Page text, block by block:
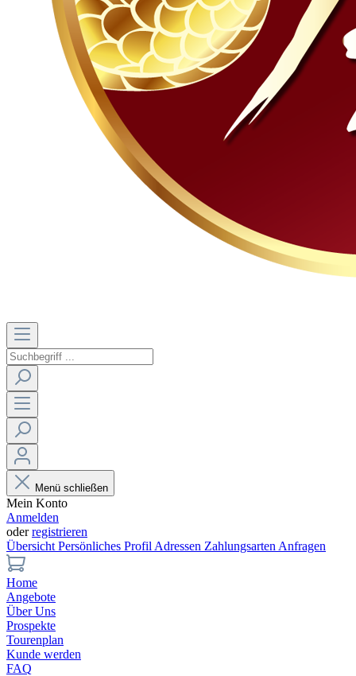
Menü schließen
Mein Konto
Anmelden
oderregistrieren
Übersicht Persönliches Profil Adressen Zahlungsarten Anfragen
Home
Angebote
Über Uns
Prospekte
Tourenplan
Kunde werden
FAQ